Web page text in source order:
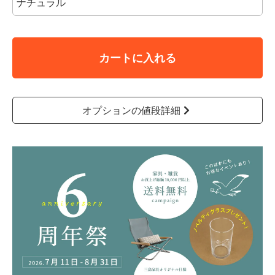
カートに入れる
オプションの値段詳細